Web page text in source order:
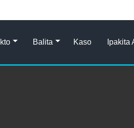
Balita Kaso Ipakita